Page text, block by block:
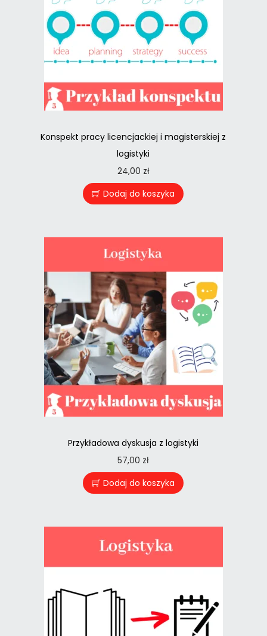
Konspekt pracy licencjackiej i magisterskiej z
logistyki
24,00 zł
Dodaj do koszyka
Przykładowa dyskusja z logistyki
57,00 zł
Dodaj do koszyka